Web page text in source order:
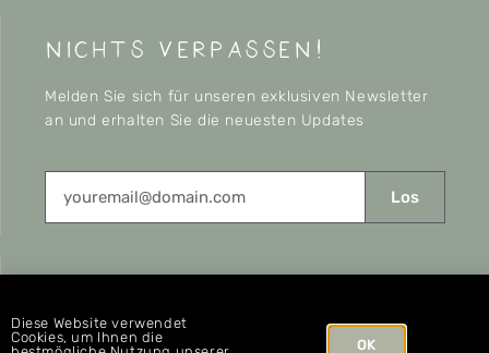
nichts verpassen!
Melden Sie sich für unseren exklusiven Newsletter
an und erhalten Sie die neuesten Updates
Los
CONNECT
Diese Website verwendet
Cookies, um Ihnen die
OK